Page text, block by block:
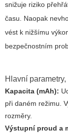
snižuje riziko
času. Naopak
vést k nižšímu
bezpečnostním
Hlavní
Kapacita (mAh):
při daném režimu.
rozměry.
Výstupní proud a